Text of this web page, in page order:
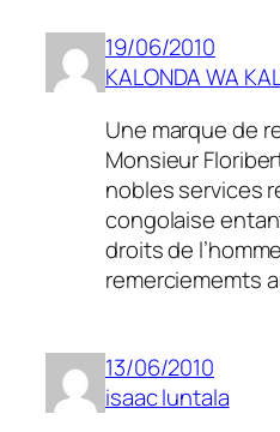
19/06/2010
KALONDA WA
Une marque de
Monsieur
nobles services
congolaise
droits de
remerciememts
13/06/2010
isaac luntala